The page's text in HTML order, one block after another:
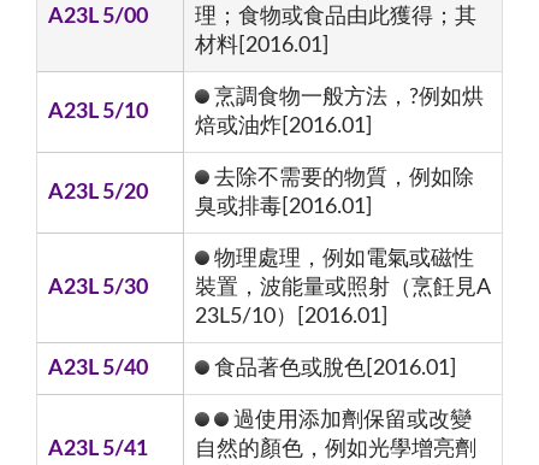
A23L 5/00
理；食物或食品由此獲得；其
材料[2016.01]
A23L 5/10
烹調食物一般方法，?例如烘
焙或油炸[2016.01]
A23L 5/20
去除不需要的物質，例如除
臭或排毒[2016.01]
A23L 5/30
物理處理，例如電氣或磁性
裝置，波能量或照射（烹飪見A
23L5/10）[2016.01]
A23L 5/40 食品著色或脫色[2016.01]
A23L 5/41
過使用添加劑保留或改變
自然的顏色，例如光學增亮劑